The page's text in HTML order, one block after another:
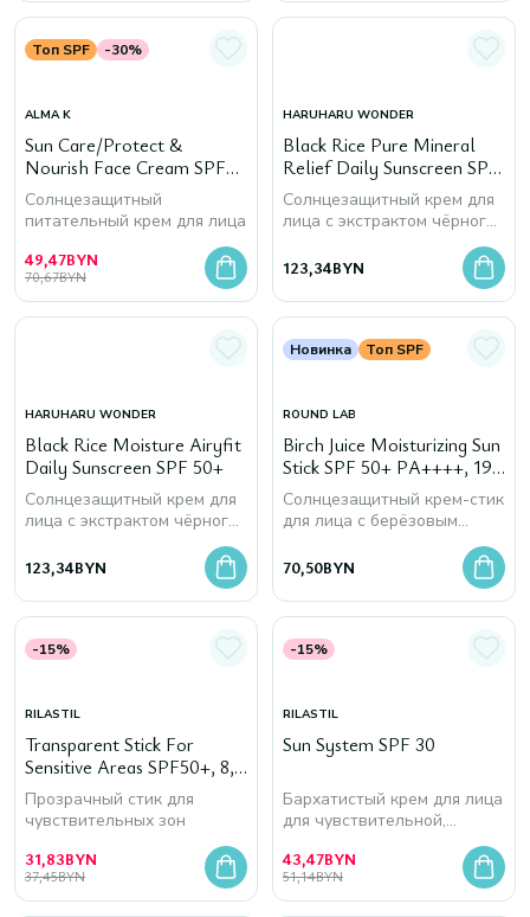
Топ SPF -30%
ALMA K
Sun Care/Protect &
Nourish Face Cream SPF
50+
Солнцезащитный
питательный крем для лица
49,47BYN
70,67BYN
HARUHARU WONDER
Black Rice Pure Mineral
Relief Daily Sunscreen SPF
50+
Солнцезащитный крем для
лица с экстрактом чёрного
123,34BYN
HARUHARU WONDER
Black Rice Moisture Airyfit
Daily Sunscreen SPF 50+
Солнцезащитный крем для
лица с экстрактом чёрного
123,34BYN
Новинка Топ SPF
ROUND LAB
Birch Juice Moisturizing Sun
Stick SPF 50+ PA++++, 19
мл
Солнцезащитный крем-стик
для лица с берёзовым
70,50BYN
-15%
RILASTIL
Transparent Stick For
Sensitive Areas SPF50+, 8,5
мл
Прозрачный стик для
чувствительных зон
31,83BYN
37,45BYN
-15%
RILASTIL
Sun System SPF 30
Бархатистый крем для лица
для чувствительной,
нормальной и сухой кожи
43,47BYN
51,14BYN